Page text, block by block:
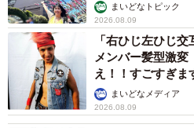
まいどなトピック
2026.08.09
「右ひじ左ひじ
メンバー髪型激
え！！すごすぎ
まいどなメディア
2026.08.09